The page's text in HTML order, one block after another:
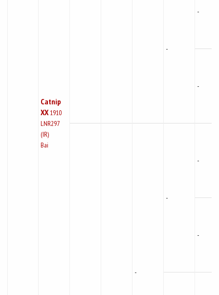
Catnip
XX 1910
LNR297
(IR)
Bai
-
-
-
-
-
-
-